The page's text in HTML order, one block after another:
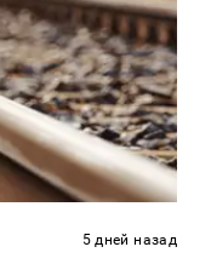
5 дней назад